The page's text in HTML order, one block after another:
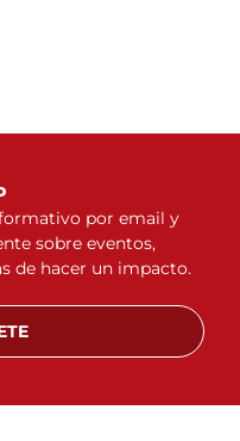
por email y
sobre eventos,
de hacer un impacto.